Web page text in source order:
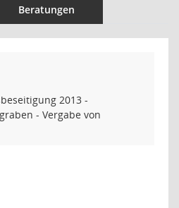
Beratungen
2013 -
- Vergabe von